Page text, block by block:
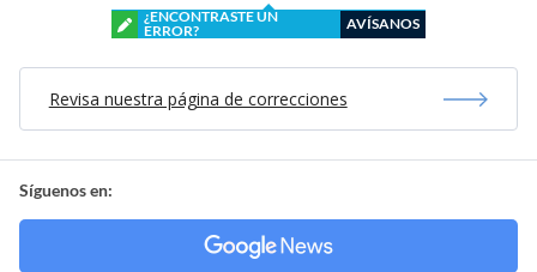
¿ENCONTRASTE UN
ERROR?
AVÍSANOS
Revisa nuestra página de correcciones
Síguenos en: